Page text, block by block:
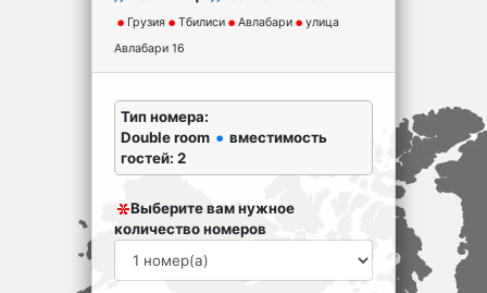
Грузия Тбилиси Авлабари
улица
Авлабари 16
Тип номера:
Double room
вместимость
гостей: 2
Выберите вам нужное
количество номеров